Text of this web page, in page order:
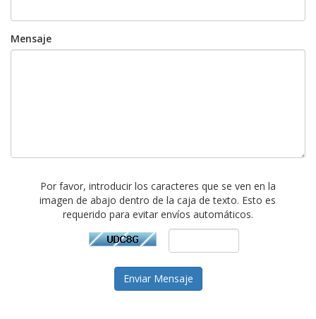
Mensaje
Por favor, introducir los caracteres que se ven en la
imagen de abajo dentro de la caja de texto. Esto es
requerido para evitar envíos automáticos.
Enviar Mensaje